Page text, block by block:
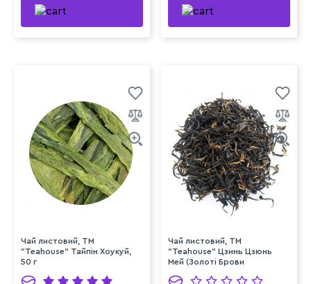
Чай листовий, ТМ
"Teahouse" Тайпін Хоукуй,
50 г
Чай листовий, ТМ
"Teahouse" Цзинь Цзюнь
Мей (Золоті Брови